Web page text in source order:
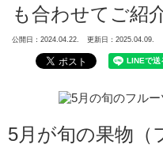
も合わせてご紹
公開日：2024.04.22. 更新日：2025.04.09.
5月が旬の果物（